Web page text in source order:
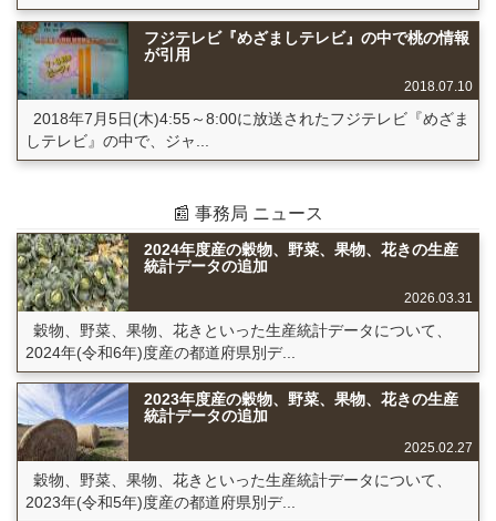
フジテレビ『めざましテレビ』の中で桃の情報
が引用
2018.07.10
2018年7月5日(木)4:55～8:00に放送されたフジテレビ『めざま
しテレビ』の中で、ジャ...
📰 事務局 ニュース
2024年度産の穀物、野菜、果物、花きの生産
統計データの追加
2026.03.31
穀物、野菜、果物、花きといった生産統計データについて、
2024年(令和6年)度産の都道府県別デ...
2023年度産の穀物、野菜、果物、花きの生産
統計データの追加
2025.02.27
穀物、野菜、果物、花きといった生産統計データについて、
2023年(令和5年)度産の都道府県別デ...